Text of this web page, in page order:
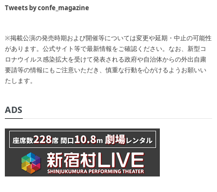
Tweets by confe_magazine
※掲載公演の発売時期および開催等については変更や延期・中止の可能性
があります。公式サイト等で最新情報をご確認ください。なお、新型コ
ロナウイルス感染拡大を受けて発表される政府や自治体からの外出自粛
要請等の情報にもご注意いただき、慎重な行動を心がけるようお願いい
たします。
ADS